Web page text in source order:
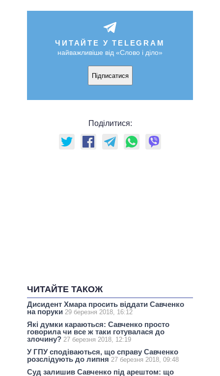
ЧИТАЙТЕ У TELEGRAM
найважливіше від «Слово і діло»
Підписатися
Поділитися:
ЧИТАЙТЕ ТАКОЖ
Дисидент Хмара просить віддати Савченко
на поруки 29 березня 2018, 16:12
Які думки караються: Савченко просто
говорила чи все ж таки готувалася до
злочину? 27 березня 2018, 12:19
У ГПУ сподіваються, що справу Савченко
розслідують до липня 27 березня 2018, 09:48
Суд залишив Савченко під арештом: що